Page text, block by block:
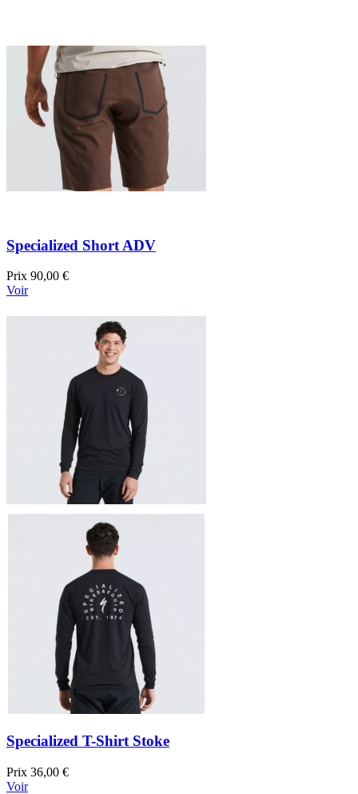
Specialized Short ADV
Prix 90,00 €
Voir
Specialized T-Shirt Stoke
Prix 36,00 €
Voir